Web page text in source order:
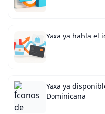
Yaxa ya habla el
Yaxa ya
Dominicana